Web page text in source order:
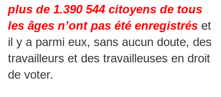
plus de 1.390 544 citoyens de tous
les âges n’ont pas été enregistrés et
il y a parmi eux, sans aucun doute, des
travailleurs et des travailleuses en droit
de voter.